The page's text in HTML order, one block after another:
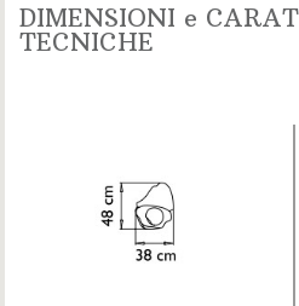
DIMENSIONI e
TECNICHE